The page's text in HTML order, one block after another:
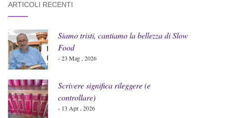
ARTICOLI RECENTI
Siamo tristi, cantiamo la bellezza di Slow
Food
- 23 Mag , 2026
Scrivere significa rileggere (e
controllare)
- 13 Apr , 2026